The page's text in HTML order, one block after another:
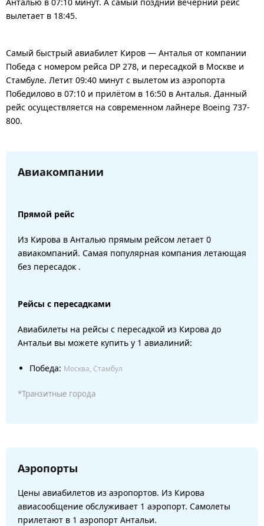
вылетает в 18:45.
Самый быстрый авиабилет Киров — Анталья от компании
Победа с номером рейса DP 278, и пересадкой в Москве и
Стамбуле. Летит 09:40 минут с вылетом из аэропорта
Победилово в 07:10 и прилётом в 16:50 в Анталья. Данный
рейс осуществляется на современном лайнере Boeing 737-
800.
Авиакомпании
Прямой рейс
Из Кирова в Анталью прямым рейсом летает 0
авиакомпаний. Самая популярная компания летающая
без пересадок .
Рейсы с пересадками
Авиабилеты на рейсы с пересадкой из Кирова до
Антальи вы можете купить у 1 авиалиний:
Победа: Москва, Стамбул
*Транзитные города
Аэропорты
Цены авиабилетов из аэропортов. Из Кирова
авиасообщение обслуживает 1 аэропорт. Самолеты
прилетают в 1 аэропорт Антальи.